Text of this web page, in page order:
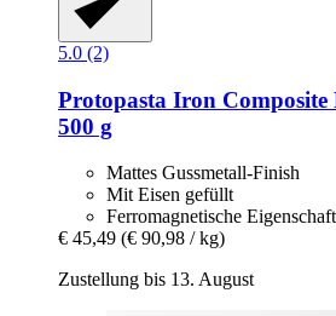
5.0 (2)
Protopasta Iron Composite
500 g
Mattes Gussmetall-Finish
Mit Eisen gefüllt
Ferromagnetische
€ 45,49 (€ 90,98 / kg)
Zustellung bis 13. August